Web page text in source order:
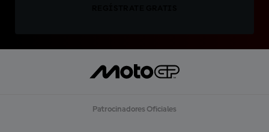
Patrocinadores Oficiales